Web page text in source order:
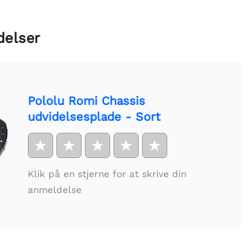
Pololu Romi Chassis
udvidelsesplade - Sort
★ ★ ★ ★ ★
Klik på en stjerne for at skrive din
anmeldelse